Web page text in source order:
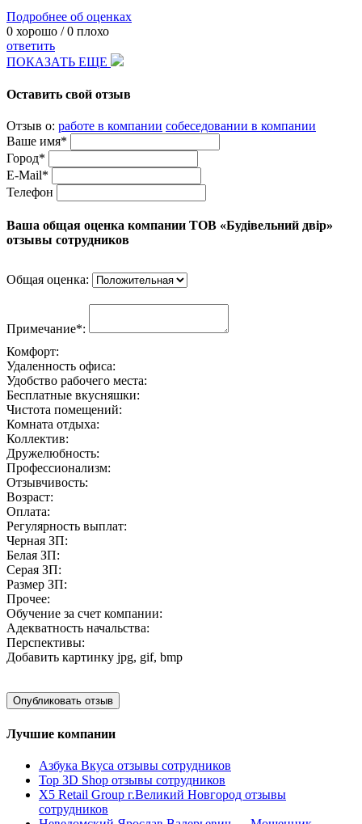
Подробнее об оценках
0 хорошо /0 плохо
ответить
ПОКАЗАТЬ ЕЩЕ
Оставить свой отзыв
Отзыв о: работе в компании собеседовании в компании
Ваше имя*
Город*
E-Mail*
Телефон
Ваша общая оценка компании ТОВ «Будівельний двір»
отзывы сотрудников
Общая оценка:
Примечание*:
Комфорт:
Удаленность офиса:
Удобство рабочего места:
Бесплатные вкусняшки:
Чистота помещений:
Комната отдыха:
Коллектив:
Дружелюбность:
Профессионализм:
Отзывчивость:
Возраст:
Оплата:
Регулярность выплат:
Черная ЗП:
Белая ЗП:
Серая ЗП:
Размер ЗП:
Прочее:
Обучение за счет компании:
Адекватность начальства:
Перспективы:
Добавить картинку jpg, gif, bmp
Лучшие компании
Азбука Вкуса отзывы сотрудников
Top 3D Shop отзывы сотрудников
X5 Retail Group г.Великий Новгород отзывы
сотрудников